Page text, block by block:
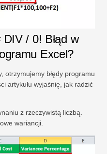
/ 0! Błąd w
Excel?
otrzymujemy błędy programu
artykułu wyjaśnię, jak radzić
z rzeczywistą liczbą.
wariancji.